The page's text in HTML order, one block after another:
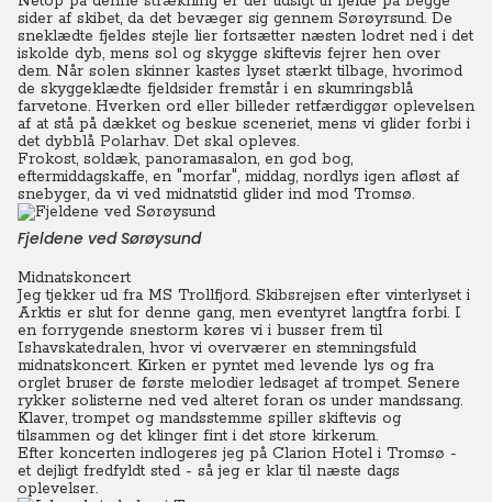
sider af skibet, da det bevæger sig gennem Sørøyrsund. De
sneklædte fjeldes stejle lier fortsætter næsten lodret ned i det
iskolde dyb, mens sol og skygge skiftevis fejrer hen over
dem. Når solen skinner kastes lyset stærkt tilbage, hvorimod
de skyggeklædte fjeldsider fremstår i en skumringsblå
farvetone. Hverken ord eller billeder retfærdiggør oplevelsen
af at stå på dækket og beskue sceneriet, mens vi glider forbi i
det dybblå Polarhav. Det skal opleves.
Frokost, soldæk, panoramasalon, en god bog,
eftermiddagskaffe, en "morfar", middag, nordlys igen afløst af
snebyger, da vi ved midnatstid glider ind mod Tromsø.
Fjeldene ved Sørøysund
Midnatskoncert
Jeg tjekker ud fra MS Trollfjord. Skibsrejsen efter vinterlyset i
Arktis er slut for denne gang, men eventyret langtfra forbi. I
en forrygende snestorm køres vi i busser frem til
Ishavskatedralen, hvor vi overværer en stemningsfuld
midnatskoncert. Kirken er pyntet med levende lys og fra
orglet bruser de første melodier ledsaget af trompet. Senere
rykker solisterne ned ved alteret foran os under mandssang.
Klaver, trompet og mandsstemme spiller skiftevis og
tilsammen og det klinger fint i det store kirkerum.
Efter koncerten indlogeres jeg på Clarion Hotel i Tromsø -
et dejligt fredfyldt sted - så jeg er klar til næste dags
oplevelser.